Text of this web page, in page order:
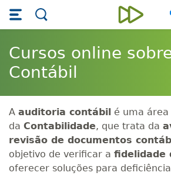
Skip main navigation
Skip to main content
Unieducar
Cursos online
Contábil
A auditoria contábil é uma área
da Contabilidade, que trata da
revisão de documentos
objetivo de verificar a fidelidade
oferecer soluções para